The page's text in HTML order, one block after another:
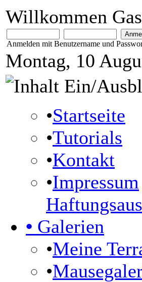
Willkommen
Anmelden mit Benutzername und
Montag, 10
•Startseite
•Tutorials
•Kontakt
•Impressum
• Galerien
•Meine
•